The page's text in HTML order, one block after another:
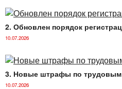
2. Обновлен порядок
10.07.2026
3. Новые штрафы по трудовым
10.07.2026